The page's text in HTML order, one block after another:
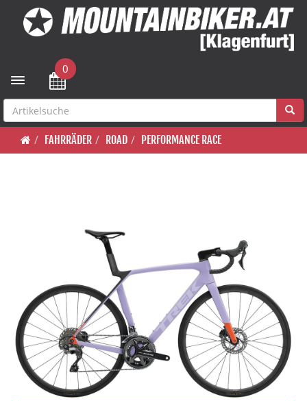
Toggle navigation
0
FAHRRÄDER ROAD PERFORMANCE RACE